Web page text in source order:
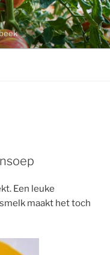
Een leuke
maakt het toch